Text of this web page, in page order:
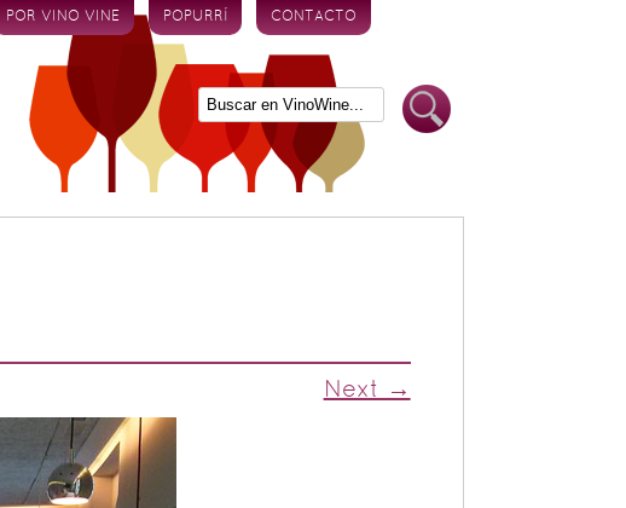
POR VINO VINE POPURRÍ CONTACTO
Next →